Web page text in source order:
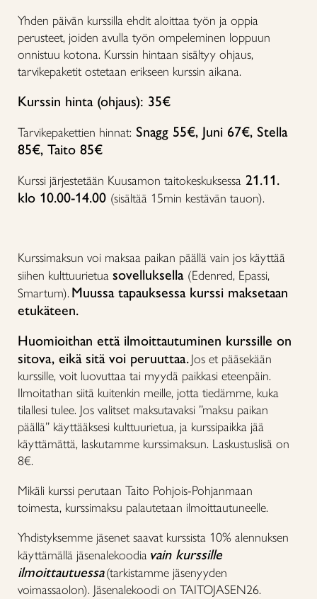
Yhden päivän kurssilla ehdit aloittaa työn ja oppia
perusteet, joiden avulla työn ompeleminen loppuun
onnistuu kotona. Kurssin hintaan sisältyy ohjaus,
tarvikepaketit ostetaan erikseen kurssin aikana.
Kurssin hinta (ohjaus): 35€
Tarvikepakettien hinnat: Snagg 55€, Juni 67€, Stella
85€, Taito 85€
Kurssi järjestetään Kuusamon taitokeskuksessa 21.11.
klo 10.00-14.00 (sisältää 15min kestävän tauon).
Kurssimaksun voi maksaa paikan päällä vain jos käyttää
siihen kulttuurietua sovelluksella (Edenred, Epassi,
Smartum). Muussa tapauksessa kurssi maksetaan
etukäteen.
Huomioithan että ilmoittautuminen kurssille on
sitova, eikä sitä voi peruuttaa.Jos et pääsekään
kurssille, voit luovuttaa tai myydä paikkasi eteenpäin.
Ilmoitathan siitä kuitenkin meille, jotta tiedämme, kuka
tilallesi tulee. Jos valitset maksutavaksi ”maksu paikan
päällä” käyttääksesi kulttuurietua, ja kurssipaikka jää
käyttämättä, laskutamme kurssimaksun. Laskustuslisä on
8€.
Mikäli kurssi perutaan Taito Pohjois-Pohjanmaan
toimesta, kurssimaksu palautetaan ilmoittautuneelle.
Yhdistyksemme jäsenet saavat kurssista 10% alennuksen
käyttämällä jäsenalekoodia vain kurssille
ilmoittautuessa(tarkistamme jäsenyyden
voimassaolon). Jäsenalekoodi on TAITOJASEN26.